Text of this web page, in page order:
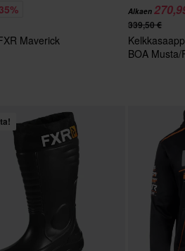
Maverick
Alkaen
339,50 €
BOA Musta/